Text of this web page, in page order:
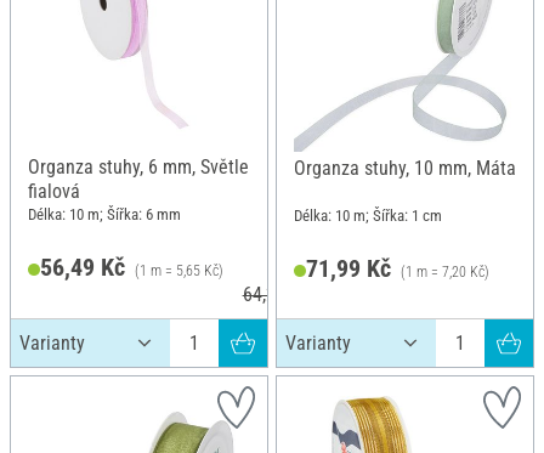
Organza stuhy, 6 mm, Světle
fialová
Délka: 10 m; Šířka: 6 mm
56,49 Kč (1 m = 5,65 Kč)
64,29 Kč
Organza stuhy, 10 mm, Máta
Délka: 10 m; Šířka: 1 cm
71,99 Kč (1 m = 7,20 Kč)